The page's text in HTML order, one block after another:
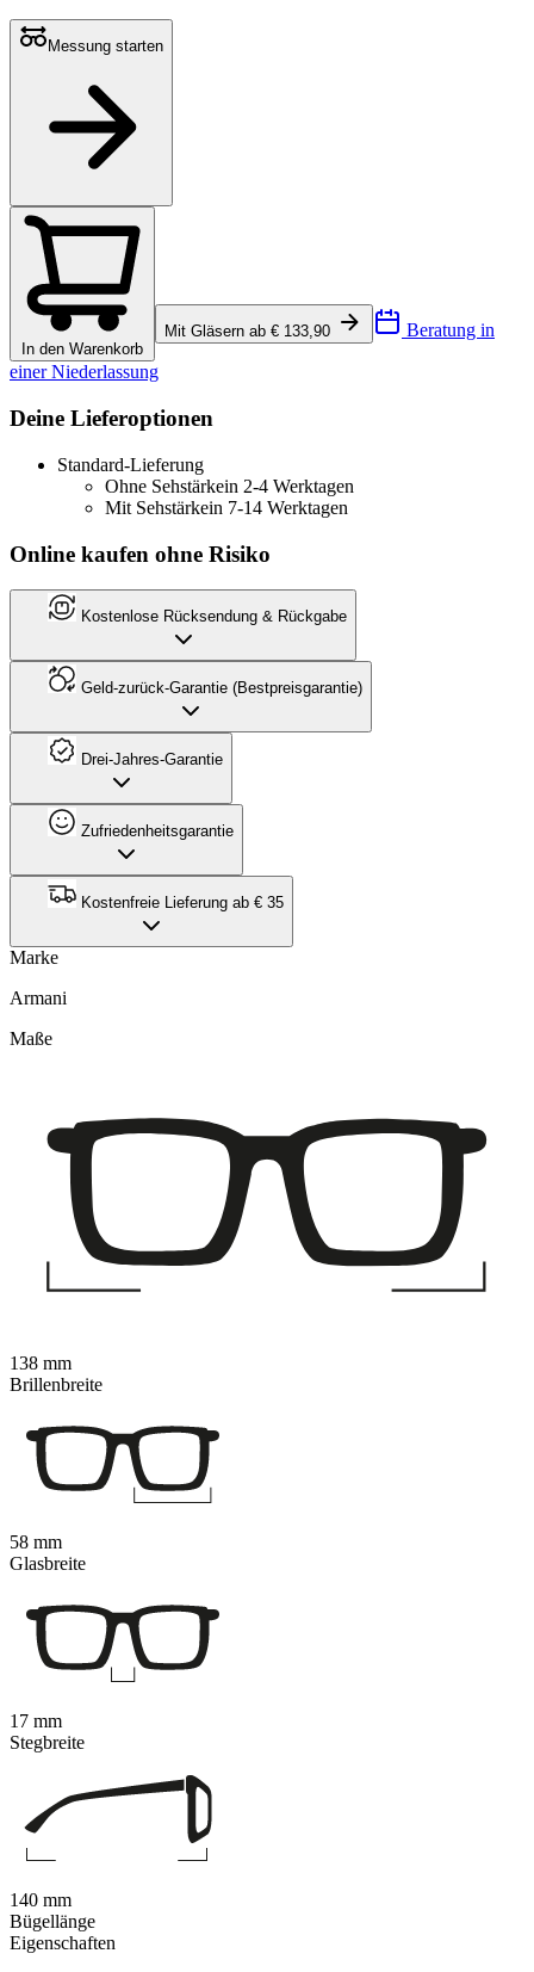
Messung starten
In den Warenkorb
Mit Gläsern ab € 133,90 Beratung in
einer Niederlassung
Deine Lieferoptionen
Standard-Lieferung
Ohne Sehstärkein 2-4 Werktagen
Mit Sehstärkein 7-14 Werktagen
Online kaufen ohne Risiko
Kostenlose Rücksendung & Rückgabe
Geld-zurück-Garantie (Bestpreisgarantie)
Drei-Jahres-Garantie
Zufriedenheitsgarantie
Kostenfreie Lieferung ab € 35
Marke
Armani
Eigenschaften
Maße
138 mm
Brillenbreite
58 mm
Glasbreite
17 mm
Stegbreite
140 mm
Bügellänge